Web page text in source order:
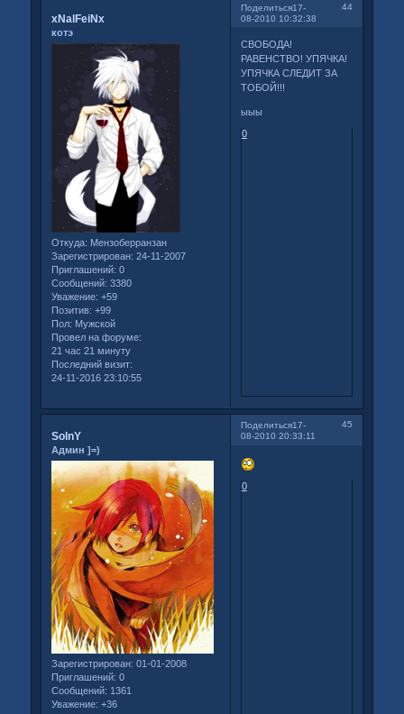
Поделиться 44
17-
08-2010 10:32:38
xNalFeiNx
котэ
Откуда: Мензоберранзан
Зарегистрирован: 24-11-2007
Приглашений: 0
Сообщений: 3380
Уважение: +59
Позитив: +99
Пол: Мужской
Провел на форуме:
21 час 21 минуту
Последний визит:
24-11-2016 23:10:55
СВОБОДА!
РАВЕНСТВО! УПЯЧКА!
УПЯЧКА СЛЕДИТ ЗА
ТОБОЙ!!!
ыыы
0
Поделиться 45
17-
08-2010 20:33:11
SolnY
Админ ]=)
Зарегистрирован: 01-01-2008
Приглашений: 0
Сообщений: 1361
Уважение: +36
0